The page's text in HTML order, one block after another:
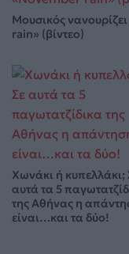
Μουσικός
rain» (βίντεο)
Χωνάκι ή κυπελλάκι;
αυτά τα 5
της Αθήνας η
είναι…και τα δύο!